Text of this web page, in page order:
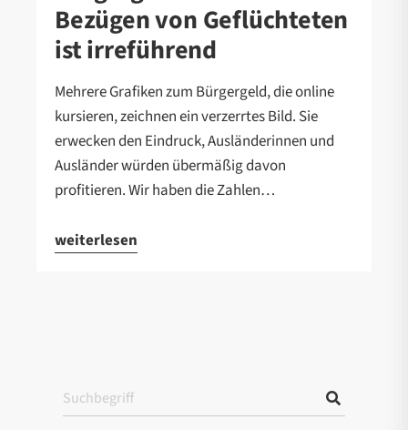
Bezügen von Geflüchteten
ist irreführend
Mehrere Grafiken zum Bürgergeld, die online
kursieren, zeichnen ein verzerrtes Bild. Sie
erwecken den Eindruck, Ausländerinnen und
Ausländer würden übermäßig davon
profitieren. Wir haben die Zahlen…
weiterlesen